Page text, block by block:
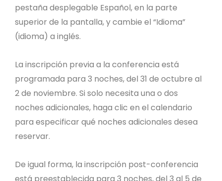
pestaña desplegable Español, en la parte
superior de la pantalla, y cambie el “Idioma”
(idioma) a inglés.
La inscripción previa a la conferencia está
programada para 3 noches, del 31 de octubre al
2 de noviembre. Si solo necesita una o dos
noches adicionales, haga clic en el calendario
para especificar qué noches adicionales desea
reservar.
De igual forma, la inscripción post-conferencia